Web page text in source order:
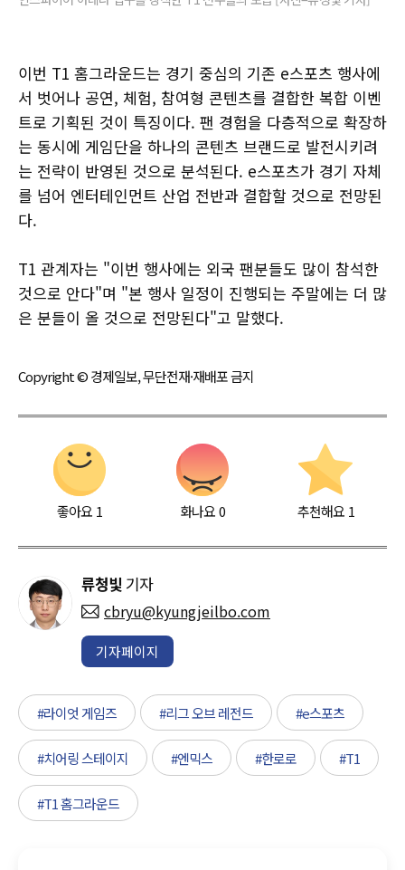
이번 T1 홈그라운드는 경기 중심의 기존 e스포츠 행사에
서 벗어나 공연, 체험, 참여형 콘텐츠를 결합한 복합 이벤
트로 기획된 것이 특징이다. 팬 경험을 다층적으로 확장하
는 동시에 게임단을 하나의 콘텐츠 브랜드로 발전시키려
는 전략이 반영된 것으로 분석된다. e스포츠가 경기 자체
를 넘어 엔터테인먼트 산업 전반과 결합할 것으로 전망된
다.
T1 관계자는 "이번 행사에는 외국 팬분들도 많이 참석한
것으로 안다"며 "본 행사 일정이 진행되는 주말에는 더 많
은 분들이 올 것으로 전망된다"고 말했다.
Copyright © 경제일보, 무단전재·재배포 금지
좋아요 1 화나요0 추천해요 1
류청빛 기자
cbryu@kyungjeilbo.com
기자페이지
#라이엇 게임즈 #리그 오브 레전드 #e스포츠
#치어링 스테이지 #엔믹스 #한로로 #T1
#T1 홈그라운드